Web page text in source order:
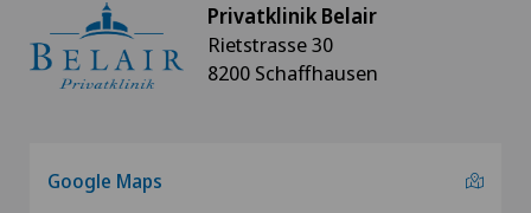
Privatklinik Belair
Rietstrasse 30
8200 Schaffhausen
Google Maps